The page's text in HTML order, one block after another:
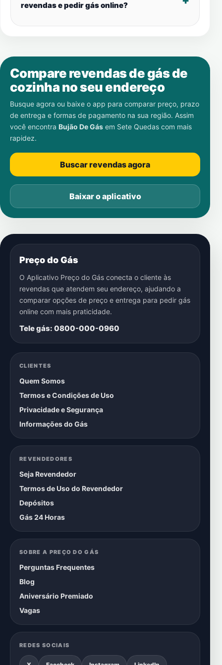
revendas e pedir gás online?
Compare revendas de gás de
cozinha no seu endereço
Busque agora ou baixe o app para comparar preço, prazo
de entrega e formas de pagamento na sua região. Assim
você encontra Bujão De Gás em Sete Quedas com mais
rapidez.
Buscar revendas agora
Baixar o aplicativo
Preço do Gás
O Aplicativo Preço do Gás conecta o cliente às
revendas que atendem seu endereço, ajudando a
comparar opções de preço e entrega para pedir gás
online com mais praticidade.
Tele gás: 0800-000-0960
CLIENTES
Quem Somos
Termos e Condições de Uso
Privacidade e Segurança
Informações do Gás
REVENDEDORES
Seja Revendedor
Termos de Uso do Revendedor
Depósitos
Gás 24 Horas
SOBRE A PREÇO DO GÁS
Perguntas Frequentes
Blog
Aniversário Premiado
Vagas
REDES SOCIAIS